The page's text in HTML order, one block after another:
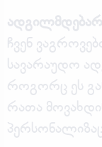
ჩვენ
სავარაუდო
როგორც ეს
რათა